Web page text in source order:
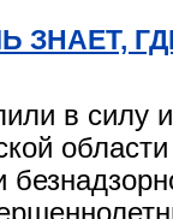
ЗНАЕТ,
в силу